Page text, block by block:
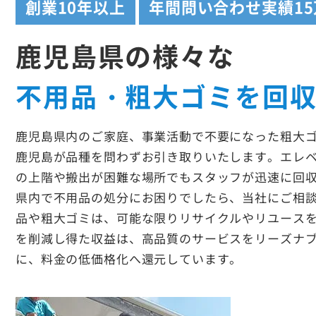
創業10年以上 年間問い合わせ実績
鹿児島県の様々な
不用品・粗大ゴミを回
鹿児島県内のご家庭、事業活動で不要になった粗大
鹿児島が品種を問わずお引き取りいたします。エレ
の上階や搬出が困難な場所でもスタッフが迅速に回
県内で不用品の処分にお困りでしたら、当社にご相
品や粗大ゴミは、可能な限りリサイクルやリユース
を削減し得た収益は、高品質のサービスをリーズナ
に、料金の低価格化へ還元しています。